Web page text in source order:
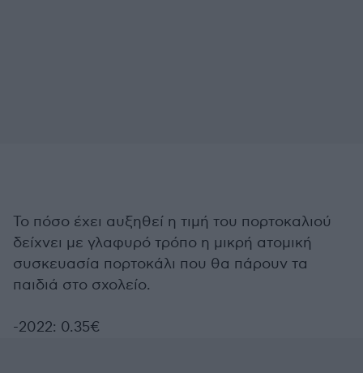
Το πόσο έχει αυξηθεί η τιμή του πορτοκαλιού
δείχνει με γλαφυρό τρόπο η μικρή ατομική
συσκευασία πορτοκάλι που θα πάρουν τα
παιδιά στο σχολείο.
-2022: 0.35€